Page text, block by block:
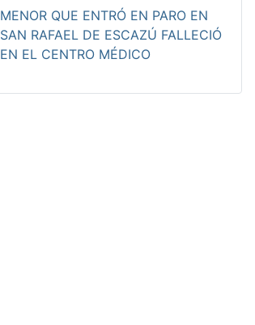
MENOR QUE ENTRÓ EN PARO EN
SAN RAFAEL DE ESCAZÚ FALLECIÓ
EN EL CENTRO MÉDICO